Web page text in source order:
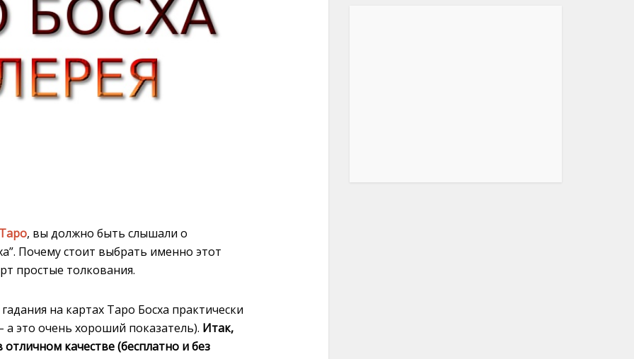
, вы должно быть слышали о
Почему стоит выбрать именно этот
простые толкования.
на картах Таро Босха практически
а это очень хороший показатель). Итак,
качестве (бесплатно и без